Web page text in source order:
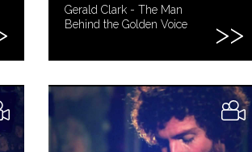
Gerald Clark - The Man
Behind the Golden Voice